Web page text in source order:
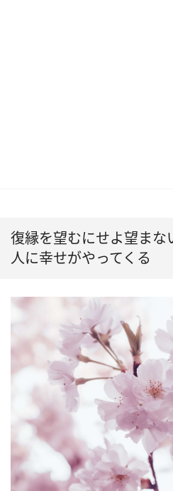
復縁を望むにせよ望まな
人に幸せがやってくる